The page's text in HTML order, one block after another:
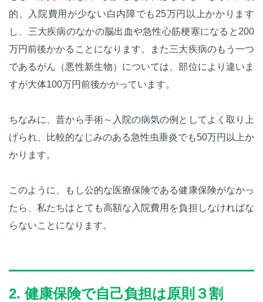
的、入院費用が少ない白内障でも25万円以上かかります
し、三大疾病のなかの脳出血や急性心筋梗塞になると200
万円前後かかることになります。また三大疾病のもう一つ
であるがん（悪性新生物）については、部位により違いま
すが大体100万円前後かかっています。
ちなみに、昔から手術～入院の病気の例としてよく取り上
げられ、比較的なじみのある急性虫垂炎でも50万円以上か
かります。
このように、もし公的な医療保険である健康保険がなかっ
たら、私たちはとても高額な入院費用を負担しなければな
らないことになります。
2. 健康保険で自己負担は原則３割